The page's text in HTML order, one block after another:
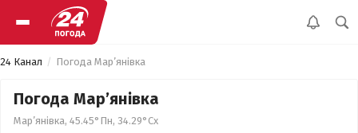
24 Канал Погода Мар’янівка
Погода Мар’янівка
Мар’янівка, 45.45°Пн, 34.29°Сх